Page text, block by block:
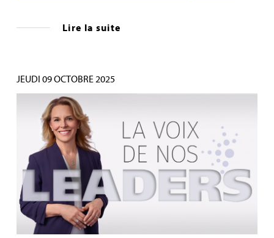
Lire la suite
JEUDI 09 OCTOBRE 2025